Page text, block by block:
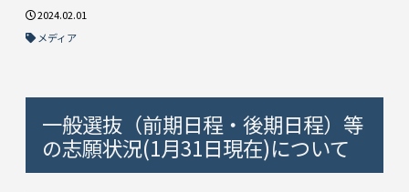
2024.02.01
メディア
一般選抜（前期日程・後期日程）等
の志願状況(1月31日現在)について